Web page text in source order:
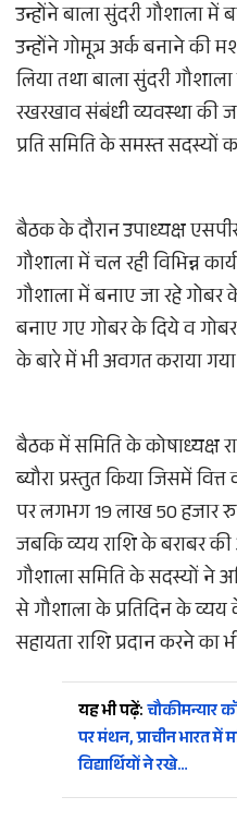
उन्होंने बाला सुंदरी गौशाला में
उन्होंने गोमूत्र अर्क बनाने की
लिया तथा बाला सुंदरी
रखरखाव संबंधी व्यवस्था की
प्रति समिति के समस्त सदस्यों
बैठक के दौरान उपाध्यक्ष
गौशाला में चल रही विभिन्न
गौशाला में बनाए जा रहे गोबर
बनाए गए गोबर के दिये व
के बारे में भी अवगत कराया
बैठक में समिति के कोषाध्यक्ष
ब्यौरा प्रस्तुत किया जिसमें
पर लगभग 19 लाख 50 हजार
जबकि व्यय राशि के बराबर
गौशाला समिति के सदस्यों ने
से गौशाला के प्रतिदिन के व्यय
सहायता राशि प्रदान करने का
यह भी पढ़ें:चौकीमन्यार
पर मंथन, प्राचीन भारत
विद्यार्थियों ने रखे…